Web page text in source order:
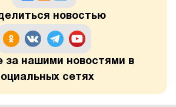
новостью
за нашими новостями в
сетях